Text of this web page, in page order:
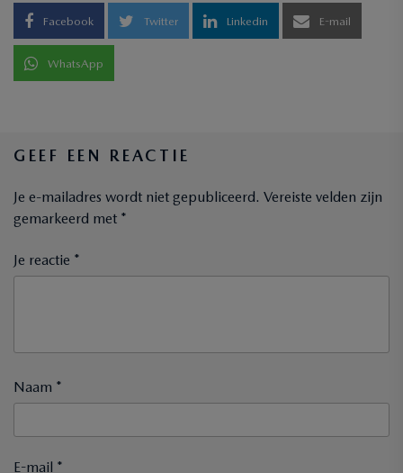
Facebook Twitter Linkedin E-mail
WhatsApp
GEEF EEN REACTIE
Je e-mailadres wordt niet gepubliceerd. Vereiste velden zijn
gemarkeerd met *
Je reactie *
Naam *
E-mail *